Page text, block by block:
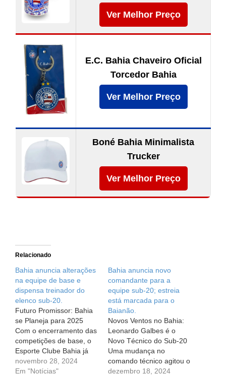
Ver Melhor Preço
E.C. Bahia Chaveiro Oficial
Torcedor Bahia
Ver Melhor Preço
Boné Bahia Minimalista
Trucker
Ver Melhor Preço
Relacionado
Bahia anuncia alterações
na equipe de base e
dispensa treinador do
elenco sub-20.
Futuro Promissor: Bahia
se Planeja para 2025
Com o encerramento das
competições de base, o
Esporte Clube Bahia já
está de olho na próxima
temporada, que promete
novembro 28, 2024
Em "Notícias"
Bahia anuncia novo
comandante para a
equipe sub-20; estreia
está marcada para o
Baianão.
Novos Ventos no Bahia:
Leonardo Galbes é o
Novo Técnico do Sub-20
Uma mudança no
comando técnico agitou o
Esporte Clube Bahia
dezembro 18, 2024